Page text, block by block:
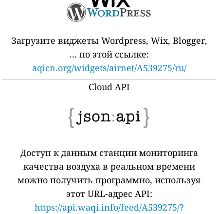
Загрузите виджеты Wordpress, Wix, Blogger,
... по этой ссылке:
aqicn.org/widgets/airnet/A539275/ru/
Cloud API
Доступ к данным станции мониторинга
качества воздуха в реальном времени
можно получить программно, используя
этот URL-адрес API:
https://api.waqi.info/feed/A539275/?